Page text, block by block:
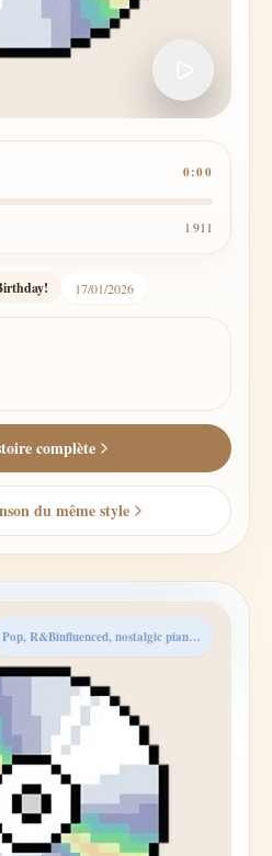
0:00
1 911
17/01/2026
complète
du même style
Pop, R&Binfluenced, nostalgic piano motifs, rap-sung male vocals